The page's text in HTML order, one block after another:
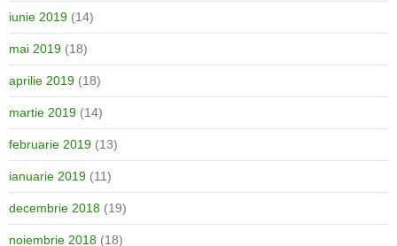
iunie 2019 (14)
mai 2019 (18)
aprilie 2019 (18)
martie 2019 (14)
februarie 2019 (13)
ianuarie 2019 (11)
decembrie 2018 (19)
noiembrie 2018 (18)